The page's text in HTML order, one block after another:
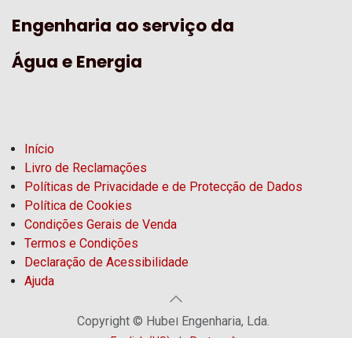
Engenharia ao serviço da
Água e Energia
Início
Livro de Reclamações
Políticas de Privacidade e de Protecção de Dados
Política de Cookies
Condições Gerais de Venda
Termos e Condições
Declaração de Acessibilidade
Ajuda
Copyright © Hubel Engenharia, Lda.